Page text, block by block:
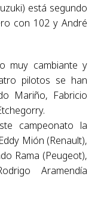
está segundo
con 102 y André
muy cambiante y
pilotos se han
Mariño, Fabricio
campeonato la
Mión (Renault),
Rama (Peugeot),
Aramendía